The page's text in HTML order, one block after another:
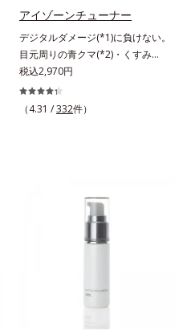
洗顔後にまろやかな感触のミルクで
のない、みずみずしいやわ肌を実現
します。 * 糖化する前の古くなった
角層をふき取り、やわらかい肌を保
つこと。
アイゾーンチューナー
デジタルダメージ(*1)に負けない。
目元周りの青クマ(*2)・くすみ
(*3)・乾燥をケアする目元用スティ
ック状美容液。目元周りにあらわれ
る青クマ(*2)・くすみ(*3)・乾燥
を浴び続けると、目元周りには青ク
マ・くすみ・乾燥が……。そこでデ
ジタルダメージの根本原因に着目
機能を兼ね備えた目元用美容液を開
発しました。保湿成分×マッサージ
税込2,970円
（4.31 /332件）